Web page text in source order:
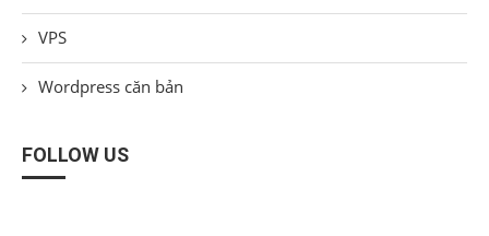
VPS
Wordpress căn bản
FOLLOW US